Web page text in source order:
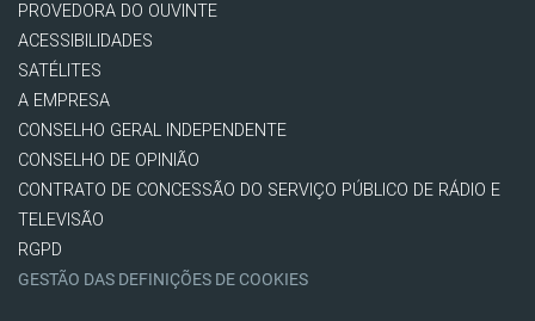
PROVEDORA DO OUVINTE
ACESSIBILIDADES
SATÉLITES
A EMPRESA
CONSELHO GERAL INDEPENDENTE
CONSELHO DE OPINIÃO
CONTRATO DE CONCESSÃO DO SERVIÇO PÚBLICO DE RÁDIO E
TELEVISÃO
RGPD
GESTÃO DAS DEFINIÇÕES DE COOKIES